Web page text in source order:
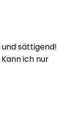
und sättigend!
ich nur